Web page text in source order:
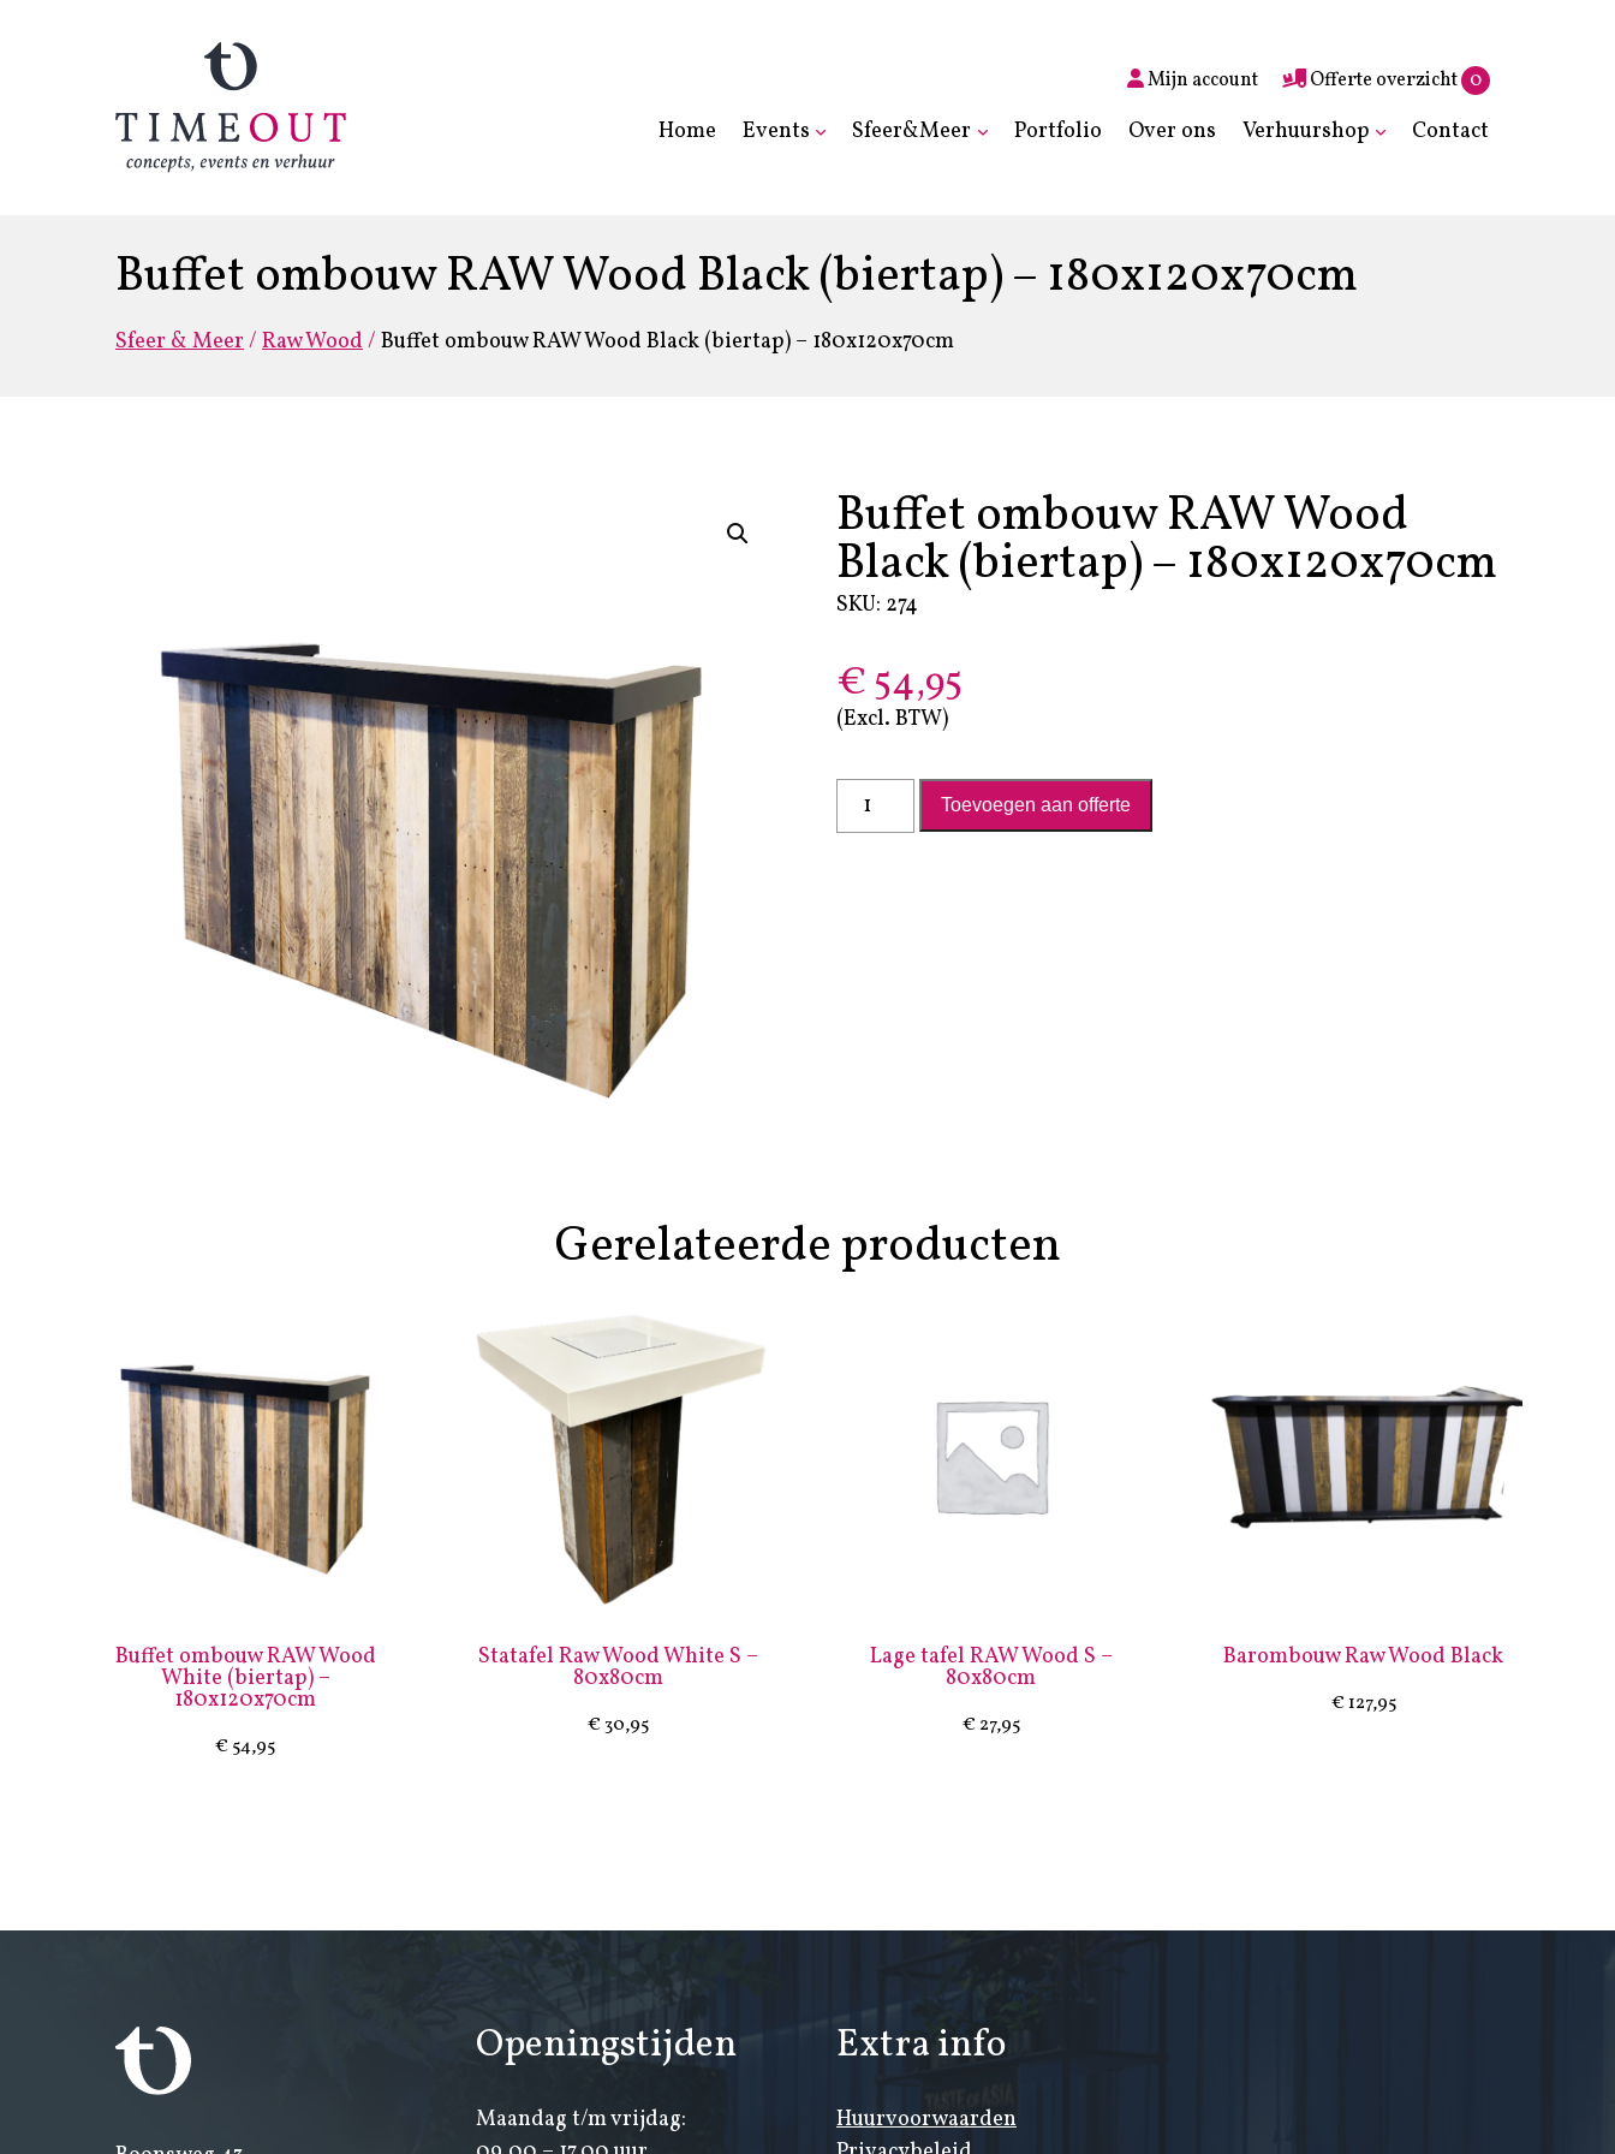
Mijn account Offerte overzicht 0
Home Events Sfeer&Meer Portfolio Over ons Verhuurshop Contact
Buffet ombouw RAW Wood Black (biertap) – 180x120x70cm
Sfeer & Meer/ Raw Wood/ Buffet ombouw RAW Wood Black (biertap) – 180x120x70cm
Buffet ombouw RAW Wood
Black (biertap) – 180x120x70cm
SKU: 274
€54,95
(Excl. BTW)
Buffet ombouw RAW Wood Black (biertap) - 180x120x70cm aantal
Toevoegen aan offerte
Gerelateerde producten
Buffet ombouw RAW Wood
White (biertap) –
180x120x70cm
€54,95
Statafel Raw Wood White S –
80x80cm
€30,95
Lage tafel RAW Wood S –
80x80cm
€27,95
Barombouw Raw Wood Black
€127,95
Openingstijden
Maandag t/m vrijdag:
Extra info
Huurvoorwaarden